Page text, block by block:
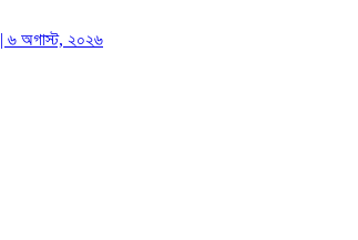
| ৬ অগাস্ট, ২০২৬